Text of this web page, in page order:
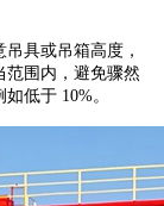
具或吊箱高度，
范围内，避免骤然
低于 10%。